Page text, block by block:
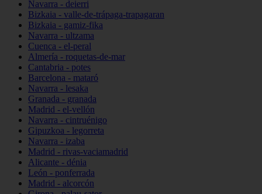
Navarra - deierri
Bizkaia - valle-de-trápaga-trapagaran
Bizkaia - gamiz-fika
Navarra - ultzama
Cuenca - el-peral
Almería - roquetas-de-mar
Cantabria - potes
Barcelona - mataró
Navarra - lesaka
Granada - granada
Madrid - el-vellón
Navarra - cintruénigo
Gipuzkoa - legorreta
Navarra - izaba
Madrid - rivas-vaciamadrid
Alicante - dénia
León - ponferrada
Madrid - alcorcón